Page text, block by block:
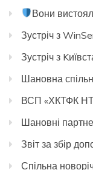
Вони
Зустріч з
Зустріч з
Шановна
ВСП «ХКТФК
Шановні
Звіт за збір
Спільна